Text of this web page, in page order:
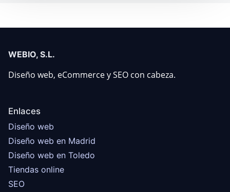
WEBIO, S.L.
Diseño web, eCommerce y SEO con cabeza.
Enlaces
Diseño web
Diseño web en Madrid
Diseño web en Toledo
Tiendas online
SEO